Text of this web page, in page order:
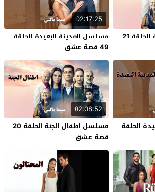
مسلسل اطفال الجنة الحلقة 21
02:17:25
مسلسل المدينة البعيدة الحلقة
49 قصة عشق
الحلقة
02:08:52
مسلسل اطفال الجنة الحلقة 20
قصة عشق